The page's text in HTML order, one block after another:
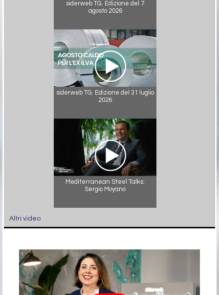
siderweb TG. Edizione del 7
agosto 2026
siderweb TG. Edizione del 31 luglio
2026
Mediterranean Steel Talks:
Sergio Moyano
Altri video